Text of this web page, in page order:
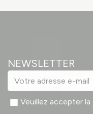
NEWSLETTER
Veuillez accepter la